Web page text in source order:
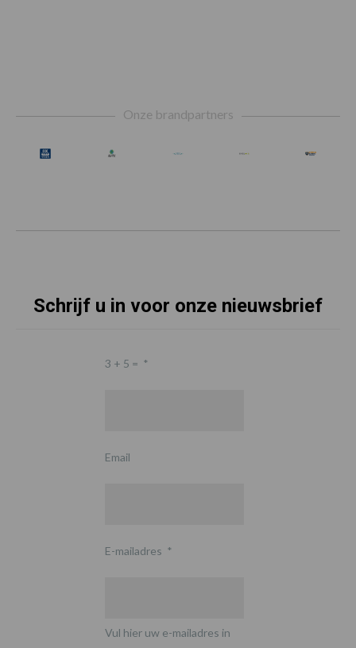
Onze brandpartners
Schrijf u in voor onze nieuwsbrief
3 + 5 = *
Email
E-mailadres *
Vul hier uw e-mailadres in